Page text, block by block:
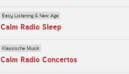
Easy Listening & New Age
Calm Radio Sleep
Klassische Musik
Calm Radio Concertos